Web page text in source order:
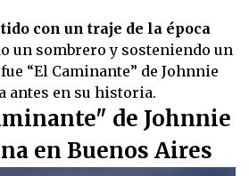
con un traje de la época
un sombrero y sosteniendo un
“El Caminante” de Johnnie
antes en su historia.
de Johnnie
en Buenos Aires